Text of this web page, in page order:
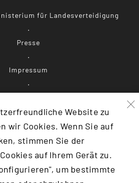
für Landesverteidigung
Presse
Impressum
Barrierefreiheit
Website zu
wir Cookies. Wenn Sie auf
stimmen Sie der
auf Ihrem Gerät zu.
um bestimmte